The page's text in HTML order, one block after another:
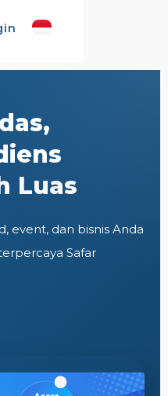
Luas
event, dan bisnis Anda
Safar